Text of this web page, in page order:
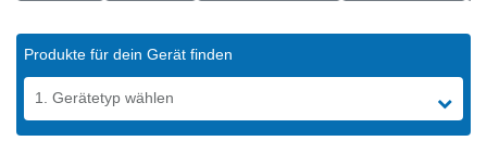
Produkte für dein Gerät finden
1. Gerätetyp wählen